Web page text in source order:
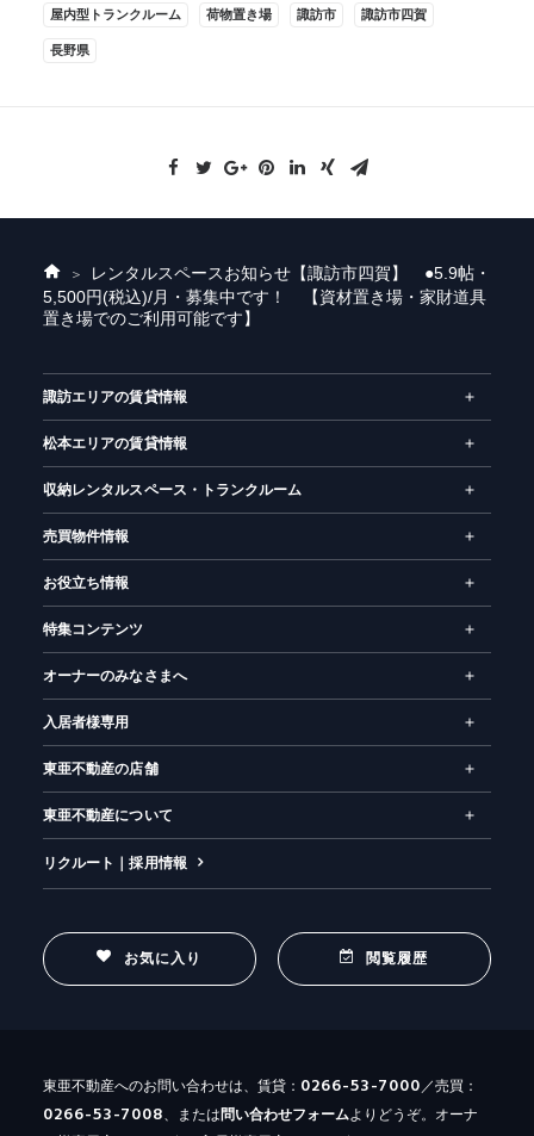
屋内型トランクルーム 荷物置き場 諏訪市 諏訪市四賀
長野県
ホ
ー
ム
レンタルスペースお知らせ 【諏訪市四賀】 ●5.9帖・
5,500円(税込)/月・募集中です！ 【資材置き場・家財道具
置き場でのご利用可能です】
諏訪エリアの賃貸情報
松本エリアの賃貸情報
収納レンタルスペース・トランクルーム
売買物件情報
お役立ち情報
特集コンテンツ
オーナーのみなさまへ
入居者様専用
東亜不動産の店舗
東亜不動産について
リクルート｜採用情報
お気に入り 閲覧履歴
東亜不動産へのお問い合わせは、賃貸： 0266-53-7000／売買：
0266-53-7008、または 問い合わせフォームよりどうぞ。オーナ